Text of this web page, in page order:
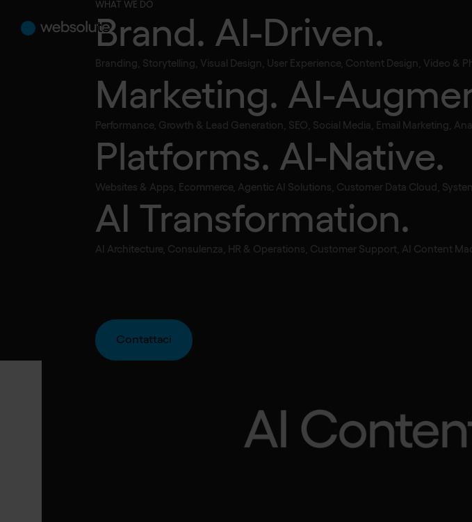
WHAT WE DO
Brand. AI-Driven.
Branding, Storytelling, Visual Design, User Experience, Content Design, Video &
Marketing. AI-
Performance, Growth & Lead Generation, SEO, Social Media, Email Marketing,
Platforms. AI-Native.
Websites & Apps, Ecommerce, Agentic AI Solutions, Customer Data Cloud,
AI Transformation.
AI Architecture, Consulenza, HR & Operations, Customer Support, AI Content
Contattaci
Artificial Intelligence
Ogni azienda ha
Content Machine